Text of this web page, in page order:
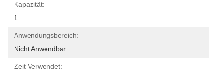
Kapazität:
1
Anwendungsbereich:
Nicht Anwendbar
Zeit Verwendet: